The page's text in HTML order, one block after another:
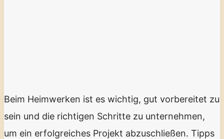
Beim Heimwerken ist es wichtig, gut vorbereitet zu
sein und die richtigen Schritte zu unternehmen,
um ein erfolgreiches Projekt abzuschließen. Tipps